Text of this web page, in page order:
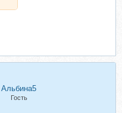
Альбина5
Гость